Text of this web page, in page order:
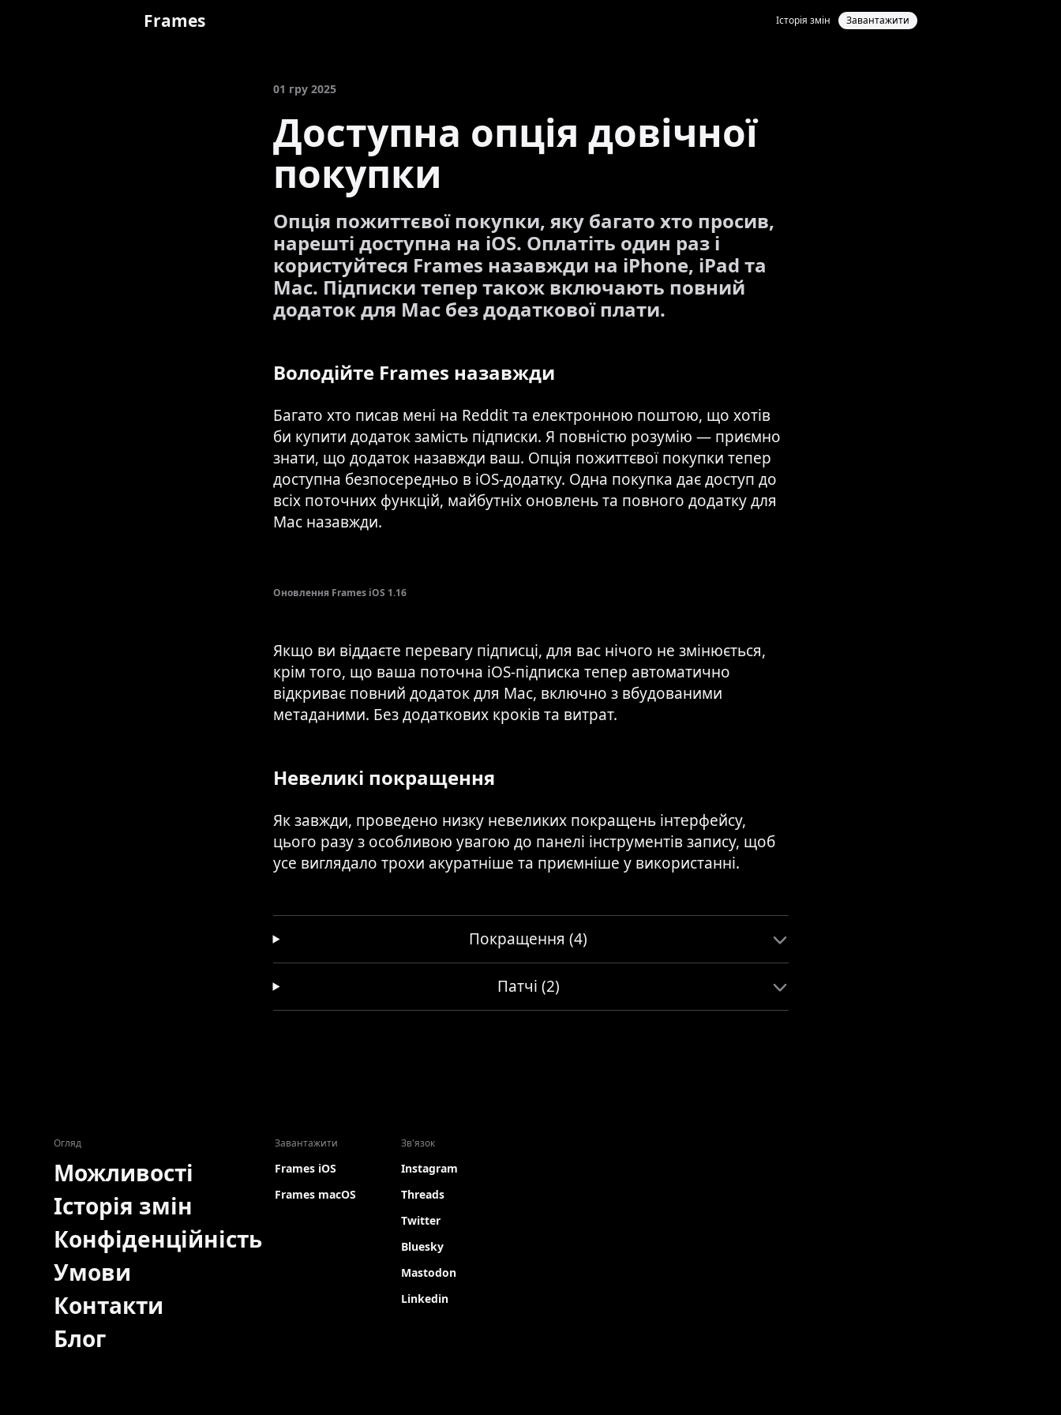
Frames Історія змін Завантажити
01 гру 2025
Доступна опція довічної
покупки
Опція пожиттєвої покупки, яку багато хто просив,
нарешті доступна на iOS. Оплатіть один раз і
користуйтеся Frames назавжди на iPhone, iPad та
Mac. Підписки тепер також включають повний
додаток для Mac без додаткової плати.
Володійте Frames назавжди
Багато хто писав мені на Reddit та електронною поштою, що хотів
би купити додаток замість підписки. Я повністю розумію — приємно
знати, що додаток назавжди ваш. Опція пожиттєвої покупки тепер
доступна безпосередньо в iOS-додатку. Одна покупка дає доступ до
всіх поточних функцій, майбутніх оновлень та повного додатку для
Mac назавжди.
Оновлення Frames iOS 1.16
Якщо ви віддаєте перевагу підписці, для вас нічого не змінюється,
крім того, що ваша поточна iOS-підписка тепер автоматично
відкриває повний додаток для Mac, включно з вбудованими
метаданими. Без додаткових кроків та витрат.
Невеликі покращення
Як завжди, проведено низку невеликих покращень інтерфейсу,
цього разу з особливою увагою до панелі інструментів запису, щоб
усе виглядало трохи акуратніше та приємніше у використанні.
Покращення (4)
Патчі (2)
Огляд
Можливості
Історія змін
Конфіденційність
Умови
Контакти
Блог
Завантажити
Frames iOS
Frames macOS
Зв'язок
Instagram
Threads
Twitter
Bluesky
Mastodon
Linkedin